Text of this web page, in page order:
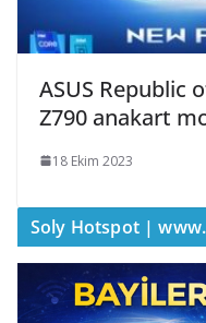
ASUS Republic
Z790 anakart
18 Ekim 2023
Soly Hotspot |